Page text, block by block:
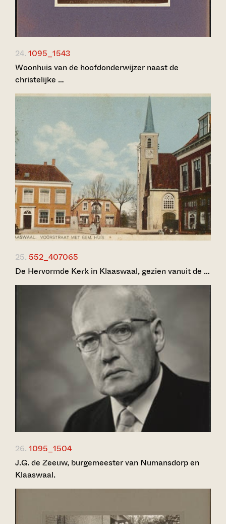
24. 1095_1543
Woonhuis van de hoofdonderwijzer naast de
christelijke …
25. 552_407065
De Hervormde Kerk in Klaaswaal, gezien vanuit de …
26. 1095_1504
J.G. de Zeeuw, burgemeester van Numansdorp en
Klaaswaal.